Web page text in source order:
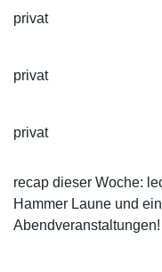
privat
privat
privat
recap dieser Woche:
Hammer Laune und